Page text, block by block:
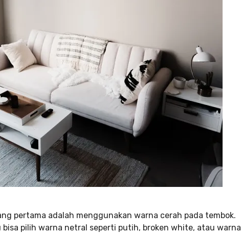
pertama adalah menggunakan warna cerah pada tembok.
bisa pilih warna netral seperti putih, broken white, atau warna